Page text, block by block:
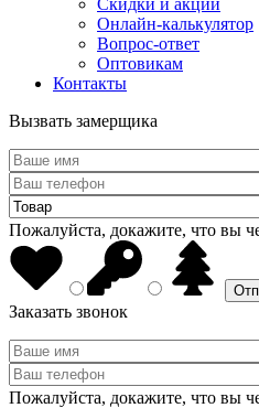
Скидки и акции
Онлайн-калькулятор
Вопрос-ответ
Оптовикам
Контакты
Вызвать замерщика
Пожалуйста, докажите, что вы
Заказать звонок
Пожалуйста, докажите, что вы